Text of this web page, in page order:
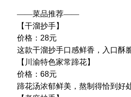
——菜品推荐——
【干溜抄手】
价格：28元
这款干溜抄手口感鲜香，入口酥
【川渝特色家常蹄花】
价格：68元
蹄花汤浓郁鲜美，熬制得恰到好